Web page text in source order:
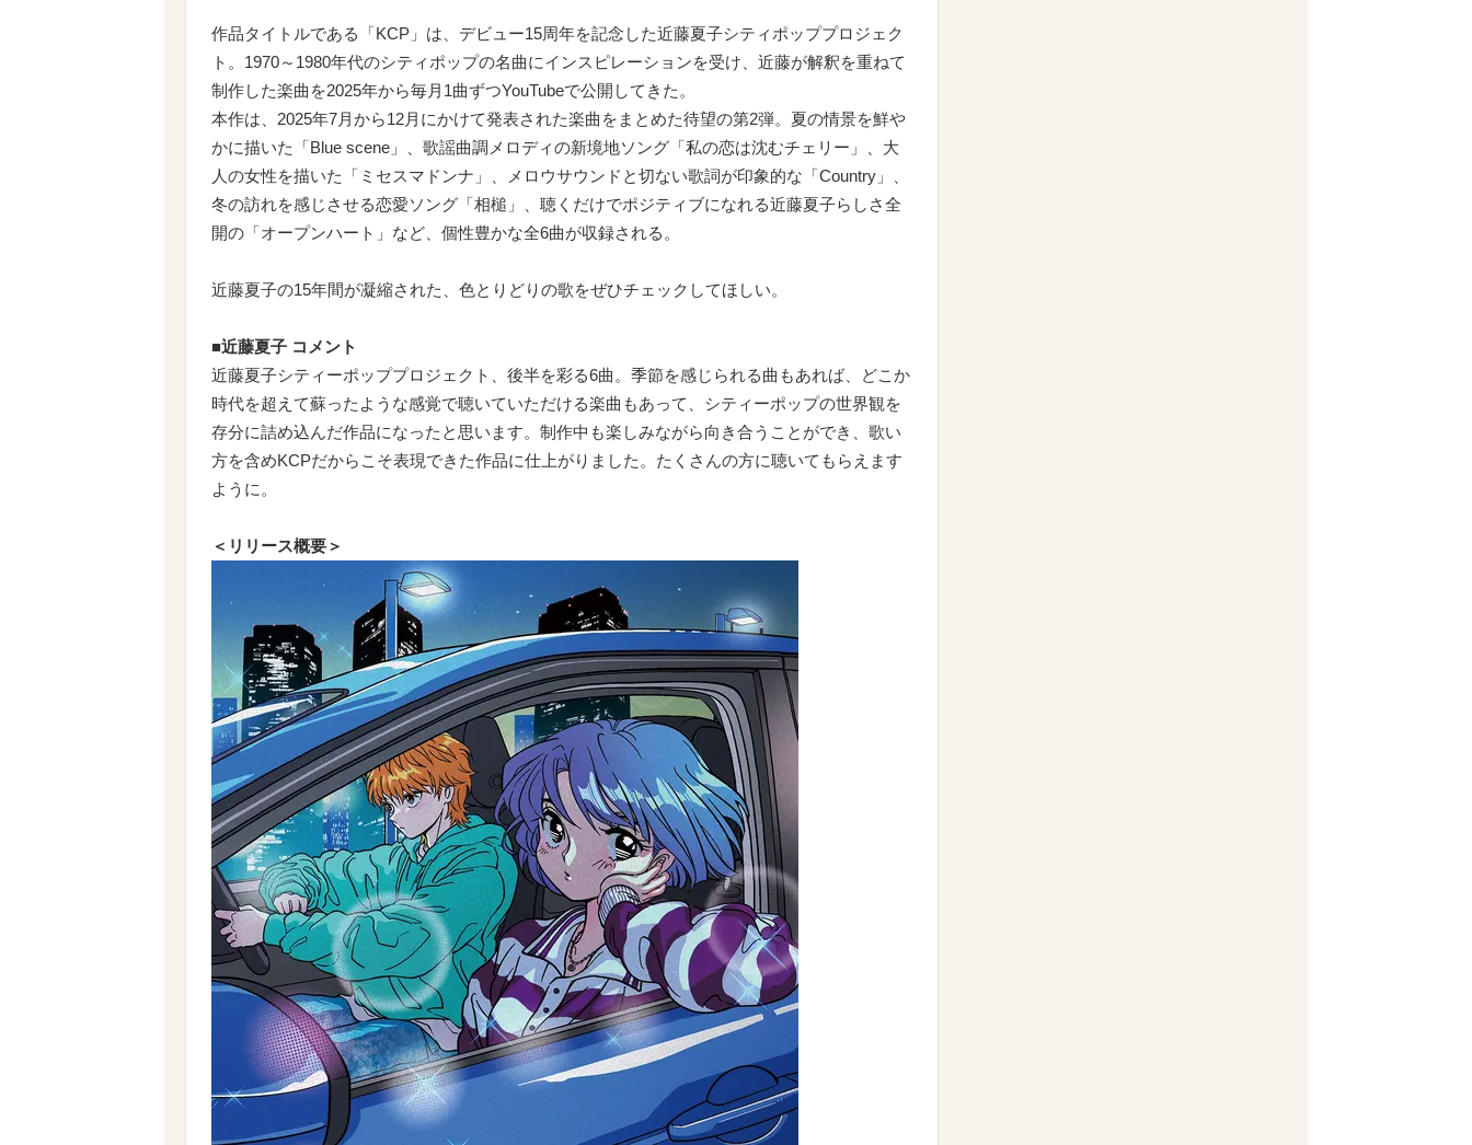
作品タイトルである「KCP」は、デビュー15周年を記念した近藤夏子シティポッププロジェク
ト。1970～1980年代のシティポップの名曲にインスピレーションを受け、近藤が解釈を重ねて
制作した楽曲を2025年から毎月1曲ずつYouTubeで公開してきた。
本作は、2025年7月から12月にかけて発表された楽曲をまとめた待望の第2弾。夏の情景を鮮や
かに描いた「Blue scene」、歌謡曲調メロディの新境地ソング「私の恋は沈むチェリー」、大
人の女性を描いた「ミセスマドンナ」、メロウサウンドと切ない歌詞が印象的な「Country」、
冬の訪れを感じさせる恋愛ソング「相槌」、聴くだけでポジティブになれる近藤夏子らしさ全
開の「オープンハート」など、個性豊かな全6曲が収録される。
近藤夏子の15年間が凝縮された、色とりどりの歌をぜひチェックしてほしい。
■近藤夏子 コメント
近藤夏子シティーポッププロジェクト、後半を彩る6曲。季節を感じられる曲もあれば、どこか
時代を超えて蘇ったような感覚で聴いていただける楽曲もあって、シティーポップの世界観を
存分に詰め込んだ作品になったと思います。制作中も楽しみながら向き合うことができ、歌い
方を含めKCPだからこそ表現できた作品に仕上がりました。たくさんの方に聴いてもらえます
ように。
＜リリース概要＞